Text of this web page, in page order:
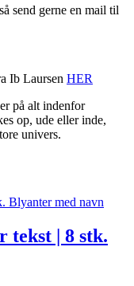
send gerne en mail til
Ib Laursen HER
på alt indenfor
op, ude eller inde,
univers.
tekst | 8 stk.